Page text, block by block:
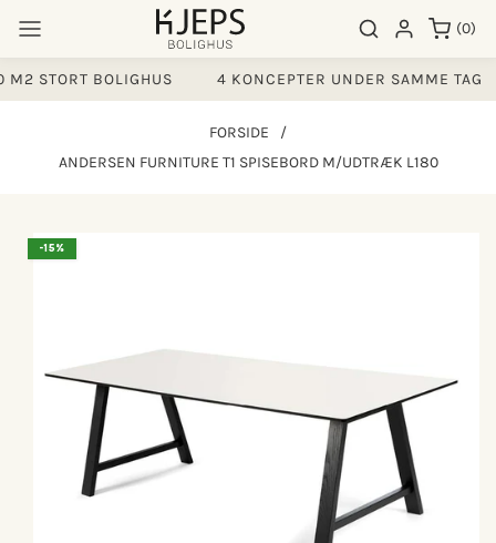
indhold
Søgeresultater
Log ind (0)
0
varer
STORT BOLIGHUS 4 KONCEPTER UNDER SAMME TAG
FORSIDE
/
ANDERSEN FURNITURE T1 SPISEBORD M/UDTRÆK L180
-15%
til